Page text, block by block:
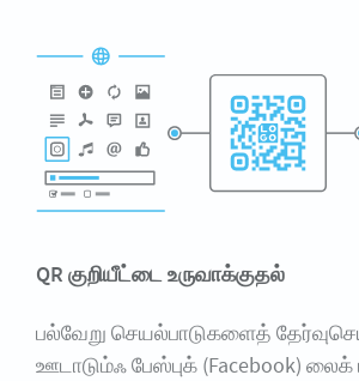
QR குறியீட்டை உருவாக்குதல்
பல்வேறு செயல்பாடுகளைத்
ஊடாடும்ஃ பேஸ்புக் (Facebook)